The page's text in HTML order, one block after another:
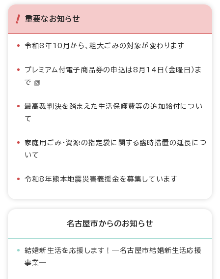
重要なお知らせ
令和8年10月から、粗大ごみの対象が変わります
プレミアム付電子商品券の申込は8月14日（金曜日）ま
で
最高裁判決を踏まえた生活保護費等の追加給付につい
て
家庭用ごみ・資源の指定袋に関する臨時措置の延長につ
いて
令和8年熊本地震災害義援金を募集しています
名古屋市からのお知らせ
結婚新生活を応援します！―名古屋市結婚新生活応援
事業―